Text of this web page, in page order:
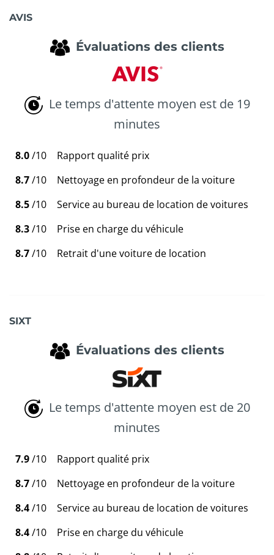
AVIS
Évaluations des clients
Le temps d'attente moyen est de 19
minutes
8.0/10
Rapport qualité prix
8.7/10
Nettoyage en profondeur de la voiture
8.5/10
Service au bureau de location de voitures
8.3/10
Prise en charge du véhicule
8.7/10 Retrait d'une voiture de location
SIXT
Évaluations des clients
Le temps d'attente moyen est de 20
minutes
7.9/10
Rapport qualité prix
8.7/10
Nettoyage en profondeur de la voiture
8.4/10
Service au bureau de location de voitures
8.4/10
Prise en charge du véhicule